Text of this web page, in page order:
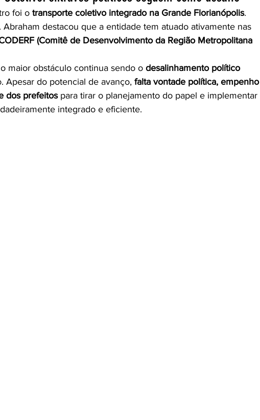
foi o transporte coletivo integrado na Grande Florianópolis.
Abraham destacou que a entidade tem atuado ativamente nas
(Comitê de Desenvolvimento da Região Metropolitana
maior obstáculo continua sendo o desalinhamento político
Apesar do potencial de avanço, falta vontade política, empenho
dos prefeitos para tirar o planejamento do papel e implementar
integrado e eficiente.